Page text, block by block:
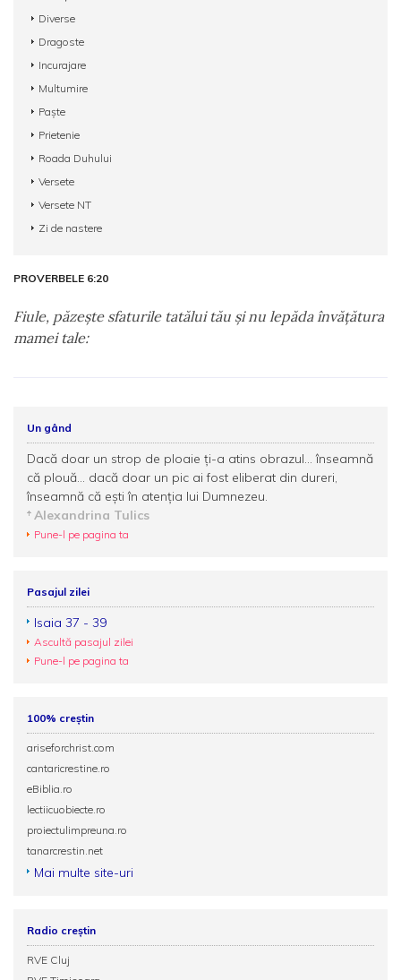
Diverse
Dragoste
Incurajare
Multumire
Paște
Prietenie
Roada Duhului
Versete
Versete NT
Zi de nastere
PROVERBELE 6:20
Fiule, păzeşte sfaturile tatălui tău şi nu lepăda învăţătura
mamei tale:
Un gând
Dacă doar un strop de ploaie ți-a atins obrazul... înseamnă
că plouă... dacă doar un pic ai fost eliberat din dureri,
înseamnă că eşti în atenţia lui Dumnezeu.
Alexandrina Tulics
Pune-l pe pagina ta
Pasajul zilei
Isaia 37 - 39
Ascultă pasajul zilei
Pune-l pe pagina ta
100% creștin
ariseforchrist.com
cantaricrestine.ro
eBiblia.ro
lectiicuobiecte.ro
proiectulimpreuna.ro
tanarcrestin.net
Mai multe site-uri
Radio creștin
RVE Cluj